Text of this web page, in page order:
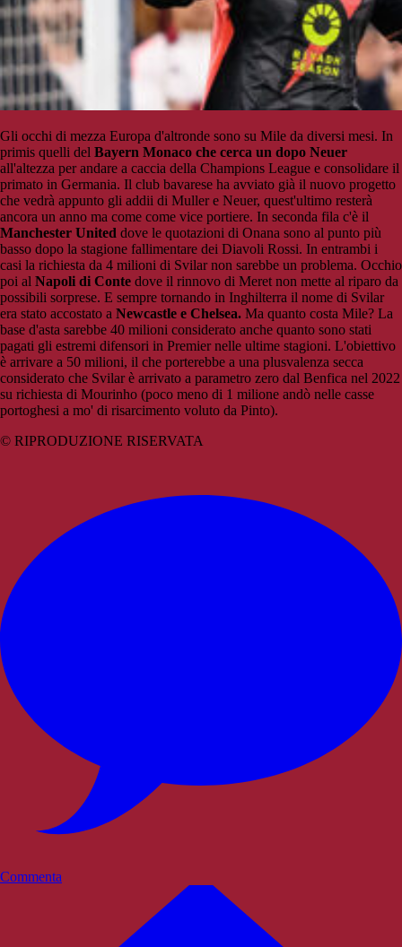
Gli occhi di mezza Europa d'altronde sono su Mile da diversi mesi. In
primis quelli del Bayern Monaco che cerca un dopo Neuer
all'altezza per andare a caccia della Champions League e consolidare il
primato in Germania. Il club bavarese ha avviato già il nuovo progetto
che vedrà appunto gli addii di Muller e Neuer, quest'ultimo resterà
ancora un anno ma come come vice portiere. In seconda fila c'è il
Manchester United dove le quotazioni di Onana sono al punto più
basso dopo la stagione fallimentare dei Diavoli Rossi. In entrambi i
casi la richiesta da 4 milioni di Svilar non sarebbe un problema. Occhio
poi al Napoli di Conte dove il rinnovo di Meret non mette al riparo da
possibili sorprese. E sempre tornando in Inghilterra il nome di Svilar
era stato accostato a Newcastle e Chelsea. Ma quanto costa Mile? La
base d'asta sarebbe 40 milioni considerato anche quanto sono stati
pagati gli estremi difensori in Premier nelle ultime stagioni. L'obiettivo
è arrivare a 50 milioni, il che porterebbe a una plusvalenza secca
considerato che Svilar è arrivato a parametro zero dal Benfica nel 2022
su richiesta di Mourinho (poco meno di 1 milione andò nelle casse
portoghesi a mo' di risarcimento voluto da Pinto).
© RIPRODUZIONE RISERVATA
Commenta